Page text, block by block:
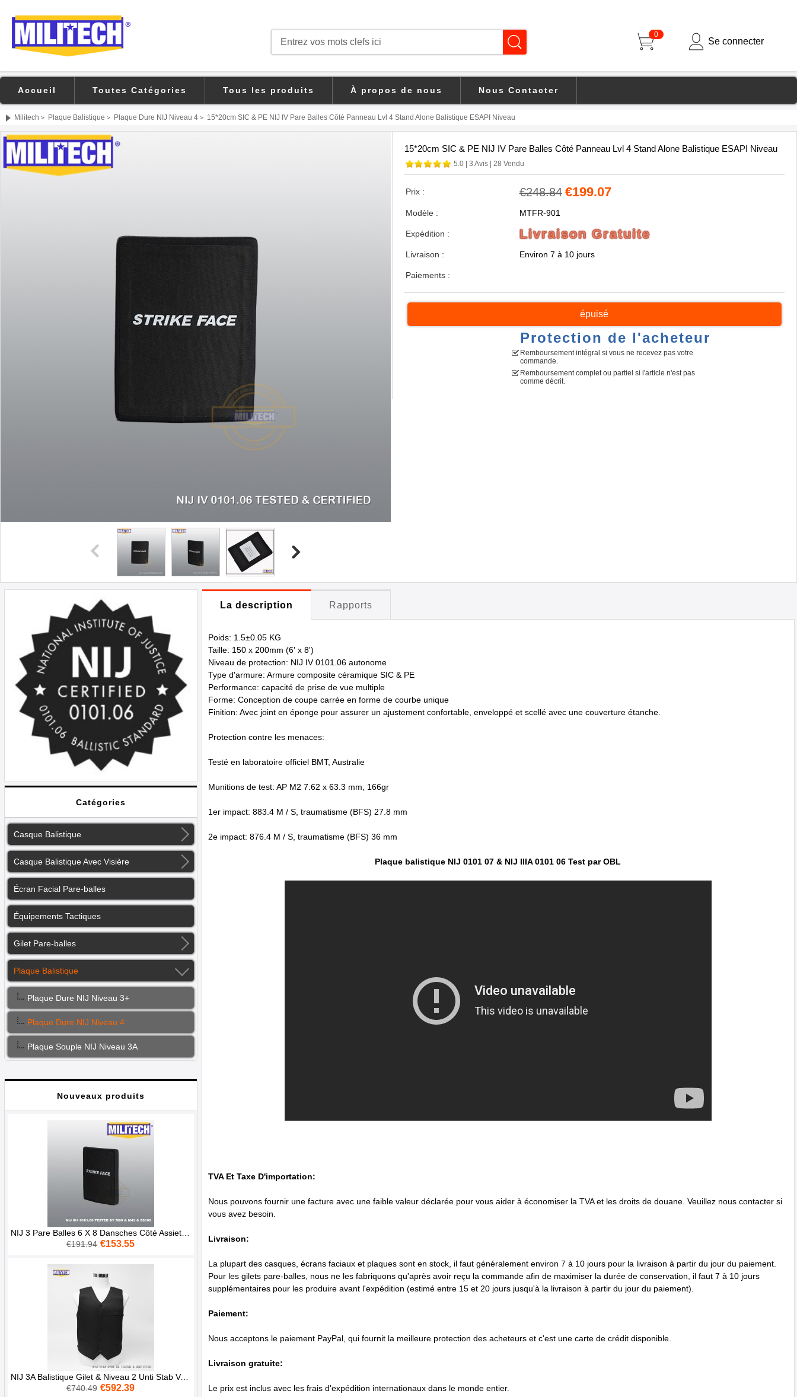
0
Se connecter
Accueil Toutes Catégories Tous les produits À propos de nous Nous Contacter
Militech > Plaque Balistique > Plaque Dure NIJ Niveau 4 > 15*20cm SIC & PE NIJ IV Pare Balles Côté Panneau Lvl 4 Stand Alone Balistique ESAPI Niveau
15*20cm SIC & PE NIJ IV Pare Balles Côté Panneau Lvl 4 Stand Alone Balistique ESAPI Niveau
5.0| 3 Avis| 28 Vendu
Prix : €248.84 €199.07
Modèle : MTFR-901
Expédition : Livraison Gratuite
Livraison : Environ 7 à 10 jours
Paiements :
épuisé
Protection de l'acheteur
Remboursement intégral si vous ne recevez pas votre
commande.
Remboursement complet ou partiel si l'article n'est pas
comme décrit.
Catégories
Casque Balistique
Casque Balistique Avec Visière
Écran Facial Pare-balles
Équipements Tactiques
Gilet Pare-balles
Plaque Balistique
Plaque Dure NIJ Niveau 3+
Plaque Dure NIJ Niveau 4
Plaque Souple NIJ Niveau 3A
Nouveaux produits
NIJ 3 Pare Balles 6 X 8 Dansches Côté Assiette III Stand Alumine Alone Balistique Armure Panneau
€191.94 €153.55
NIJ 3A Balistique Gilet & Niveau 2 Unti Stab Veste Aramid Armure Pare Balles Costume
€740.49 €592.39
La description Rapports
Poids: 1.5±0.05 KG
Taille: 150 x 200mm (6' x 8')
Niveau de protection: NIJ IV 0101.06 autonome
Type d'armure: Armure composite céramique SIC & PE
Performance: capacité de prise de vue multiple
Forme: Conception de coupe carrée en forme de courbe unique
Finition: Avec joint en éponge pour assurer un ajustement confortable, enveloppé et scellé avec une couverture étanche.
Protection contre les menaces:
Testé en laboratoire officiel BMT, Australie
Munitions de test: AP M2 7.62 x 63.3 mm, 166gr
1er impact: 883.4 M / S, traumatisme (BFS) 27.8 mm
2e impact: 876.4 M / S, traumatisme (BFS) 36 mm
Plaque balistique NIJ 0101 07 & NIJ IIIA 0101 06 Test par OBL
TVA Et Taxe D'importation:
Nous pouvons fournir une facture avec une faible valeur déclarée pour vous aider à économiser la TVA et les droits de douane. Veuillez nous contacter si
vous avez besoin.
Livraison:
La plupart des casques, écrans faciaux et plaques sont en stock, il faut généralement environ 7 à 10 jours pour la livraison à partir du jour du paiement.
Pour les gilets pare-balles, nous ne les fabriquons qu'après avoir reçu la commande afin de maximiser la durée de conservation, il faut 7 à 10 jours
supplémentaires pour les produire avant l'expédition (estimé entre 15 et 20 jours jusqu'à la livraison à partir du jour du paiement).
Paiement:
Nous acceptons le paiement PayPal, qui fournit la meilleure protection des acheteurs et c'est une carte de crédit disponible.
Livraison gratuite:
Le prix est inclus avec les frais d'expédition internationaux dans le monde entier.